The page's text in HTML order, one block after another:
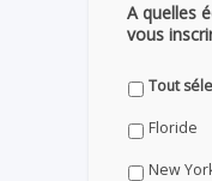
A quelles
vous
Tout
Floride
New